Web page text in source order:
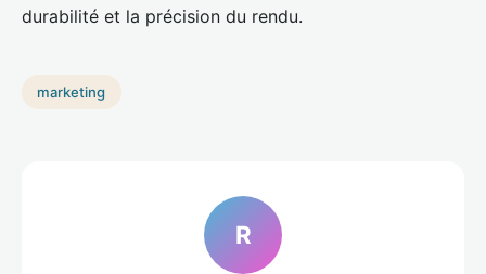
durabilité et la précision du rendu.
marketing
R